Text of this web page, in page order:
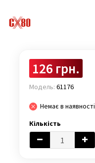
126 грн.
Модель: 61176
Немає в наявності
Кількість